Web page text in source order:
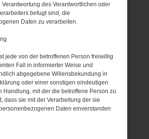
des Verantwortlichen oder
befugt sind, die
Daten zu verarbeiten.
jede von der betroffenen Person freiwillig
Fall in informierter Weise und
abgegebene Willensbekundung in
oder einer sonstigen eindeutigen
Handlung, mit der die betroffene Person zu
dass sie mit der Verarbeitung der sie
Daten einverstanden